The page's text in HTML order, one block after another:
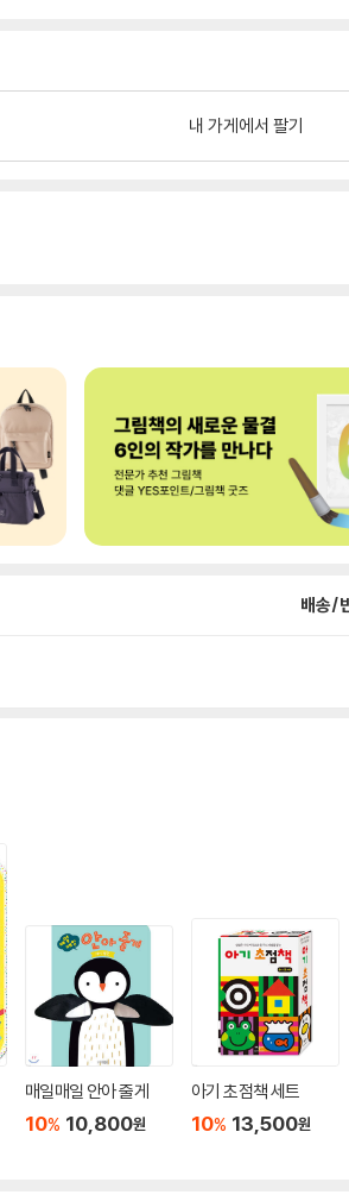
내 가게에서 팔기
배송/
매일매일 안아 줄게
10% 10,800원
아기 초점책 세트
10% 13,500원